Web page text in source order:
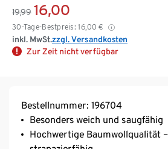
19,99 16,00
30-Tage-Bestpreis: 16,00 €
inkl. MwSt.zzgl. Versandkosten
Zur Zeit nicht verfügbar
Bestellnummer: 196704
Besonders weich und saugfähig
Hochwertige Baumwollqualität